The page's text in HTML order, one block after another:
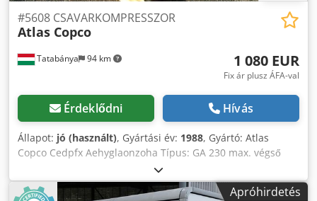
Tatabánya 94 km
#5608 CSAVARKOMPRESSZOR
Atlas Copco
1 080 EUR
Fix ár plusz ÁFA-val
Érdeklődni Hívás
Állapot: jó (használt), Gyártási év: 1988, Gyártó: Atlas
Copco Cedpfx Aehyglaonzoha Típus: GA 230 max. végső
nyomás: 13 bar Szabad légszállítás: 50 l/sec Motor
teljesítménye: 30 kW max. fordulatszám: 1500 rpm
Apróhirdetés